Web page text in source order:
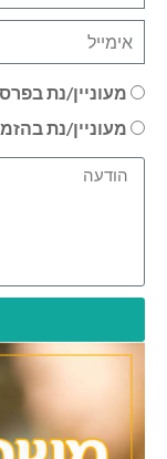
מעוניין/נת
מעוניין/נת